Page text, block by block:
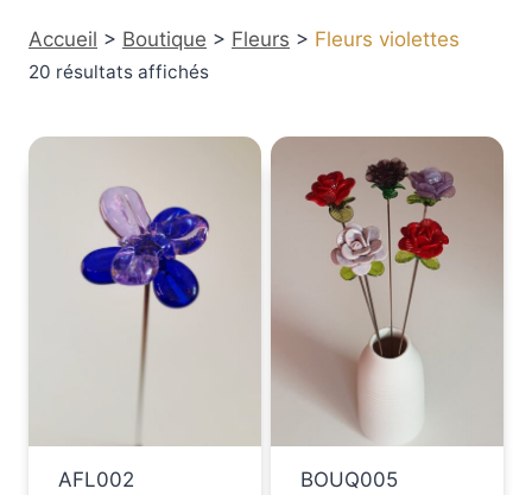
Accueil > Boutique > Fleurs > Fleurs violettes
20 résultats affichés
AFL002 BOUQ005